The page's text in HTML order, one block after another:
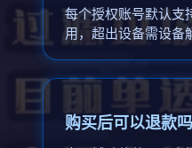
每个授权账号默认支
用，超出设备需设备
购买后可以退款吗